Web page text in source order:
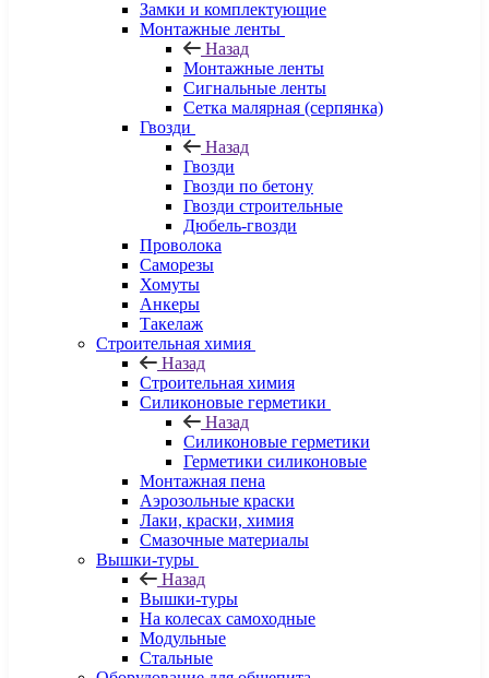
Замки и комплектующие
Монтажные ленты
Назад
Монтажные ленты
Сигнальные ленты
Сетка малярная (серпянка)
Гвозди
Назад
Гвозди
Гвозди по бетону
Гвозди строительные
Дюбель-гвозди
Проволока
Саморезы
Хомуты
Анкеры
Такелаж
Строительная химия
Назад
Строительная химия
Силиконовые герметики
Назад
Силиконовые герметики
Герметики силиконовые
Монтажная пена
Аэрозольные краски
Лаки, краски, химия
Смазочные материалы
Вышки-туры
Назад
Вышки-туры
На колесах самоходные
Модульные
Стальные